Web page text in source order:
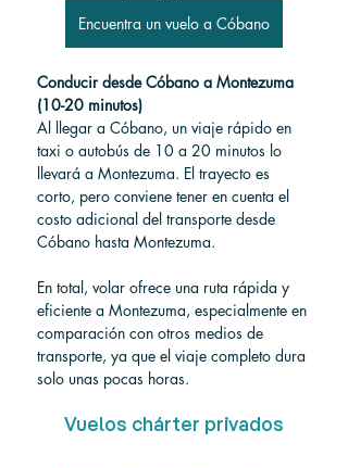
Encuentra un vuelo a Cóbano
Conducir desde Cóbano a Montezuma
(10-20 minutos)
Al llegar a Cóbano, un viaje rápido en
taxi o autobús de 10 a 20 minutos lo
llevará a Montezuma. El trayecto es
corto, pero conviene tener en cuenta el
costo adicional del transporte desde
Cóbano hasta Montezuma.
En total, volar ofrece una ruta rápida y
eficiente a Montezuma, especialmente en
comparación con otros medios de
transporte, ya que el viaje completo dura
solo unas pocas horas.
Vuelos chárter privados